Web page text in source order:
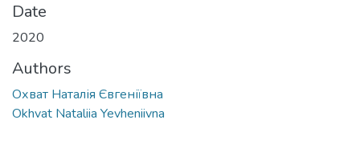
Date
2020
Authors
Охват Наталія Євгеніївна
Okhvat Nataliia Yevheniivna